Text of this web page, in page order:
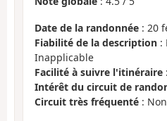
Date de la randonnée : 20
Fiabilité de la description :
Inapplicable
Facilité à suivre l'itinéraire
Intérêt du circuit de
Circuit très fréquenté : Non